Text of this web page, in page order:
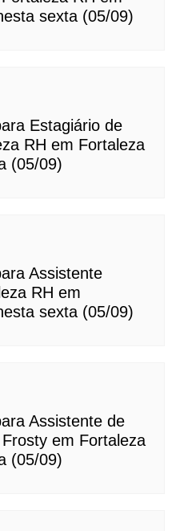
sexta (05/09)
Estagiário de
RH em Fortaleza
(05/09)
Assistente
RH em
sexta (05/09)
Assistente de
em Fortaleza
(05/09)